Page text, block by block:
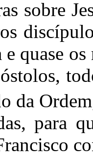
sobre
e quase
da
para